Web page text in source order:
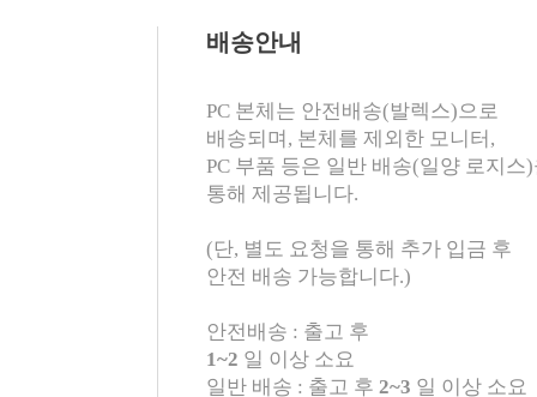
PC 본체는 안전배송(발렉스)으로
배송되며, 본체를 제외한 모니터,
PC 부품 등은 일반 배송(일양 로지스
통해 제공됩니다.
(단, 별도 요청을 통해 추가 입금 후
안전 배송 가능합니다.)
안전배송 : 출고 후
1~2 일 이상 소요
일반 배송 : 출고 후 2~3 일 이상 소요
배송안내